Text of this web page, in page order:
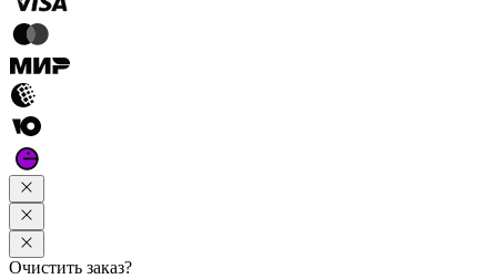
Очистить заказ?